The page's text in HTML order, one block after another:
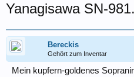
Yanagisawa SN-981.
Bereckis
Gehört zum Inventar
Mein kupfern-goldenes